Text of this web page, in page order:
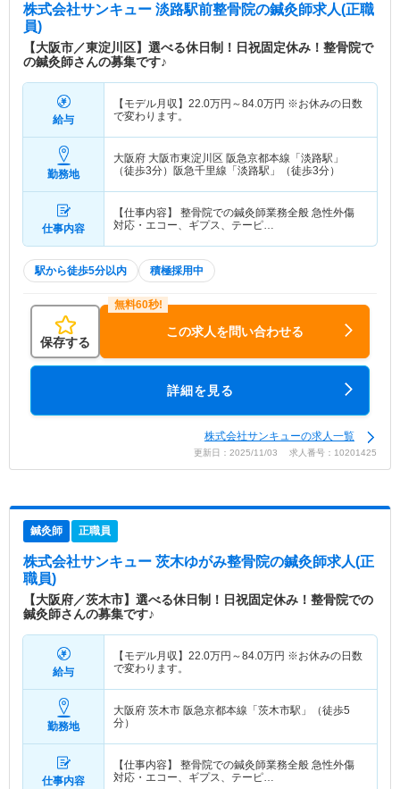
株式会社サンキュー 淡路駅前整骨院の鍼灸師求人(正職
員)
【大阪市／東淀川区】選べる休日制！日祝固定休み！整骨院で
の鍼灸師さんの募集です♪
給与
【モデル月収】 22.0万円～84.0万円 ※お休みの日数
で変わります。
勤務地
大阪府 大阪市東淀川区 阪急京都本線「淡路駅」
（徒歩3分）阪急千里線「淡路駅」（徒歩3分）
仕事内容
【仕事内容】 整骨院での鍼灸師業務全般 急性外傷
対応・エコー、ギプス、テーピ…
駅から徒歩5分以内 積極採用中
保存する
この求人を問い合わせる
詳細を見る
株式会社サンキューの求人一覧
更新日：2025/11/03 求人番号：10201425
鍼灸師 正職員
株式会社サンキュー 茨木ゆがみ整骨院の鍼灸師求人(正
職員)
【大阪府／茨木市】選べる休日制！日祝固定休み！整骨院での
鍼灸師さんの募集です♪
給与
【モデル月収】 22.0万円～84.0万円 ※お休みの日数
で変わります。
勤務地
大阪府 茨木市 阪急京都本線「茨木市駅」（徒歩5
分）
仕事内容
【仕事内容】 整骨院での鍼灸師業務全般 急性外傷
対応・エコー、ギプス、テーピ…